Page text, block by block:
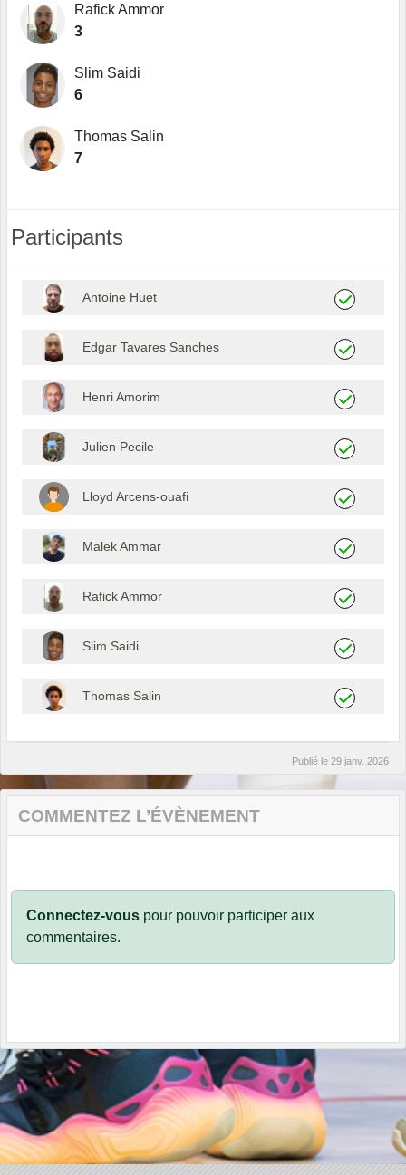
Rafick Ammor
3
Slim Saidi
6
Thomas Salin
7
Participants
Antoine Huet
Edgar Tavares Sanches
Henri Amorim
Julien Pecile
Lloyd Arcens-ouafi
Malek Ammar
Rafick Ammor
Slim Saidi
Thomas Salin
Publié le 29 janv. 2026
COMMENTEZ L’ÉVÈNEMENT
Connectez-vous pour pouvoir participer aux
commentaires.